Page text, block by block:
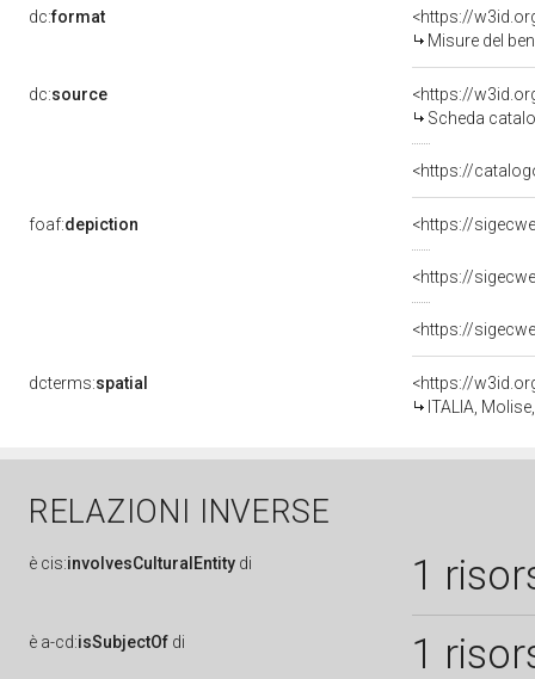
dc:format
<https://
Misure del
dc:source
<https://
Scheda
<https://
foaf:depiction
dcterms:spatial
<https://
ITALIA,
RELAZIONI INVERSE
è cis:involvesCulturalEntity di 1
è a-cd:isSubjectOf di 1